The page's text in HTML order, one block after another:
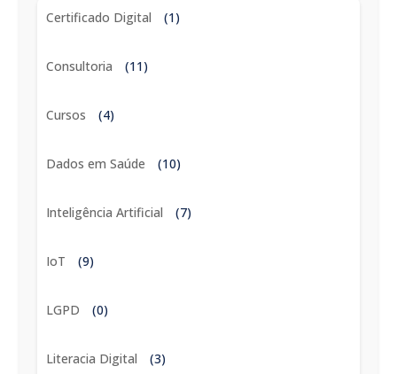
Certificado Digital (1)
Consultoria (11)
Cursos (4)
Dados em Saúde (10)
Inteligência Artificial (7)
IoT (9)
LGPD (0)
Literacia Digital (3)